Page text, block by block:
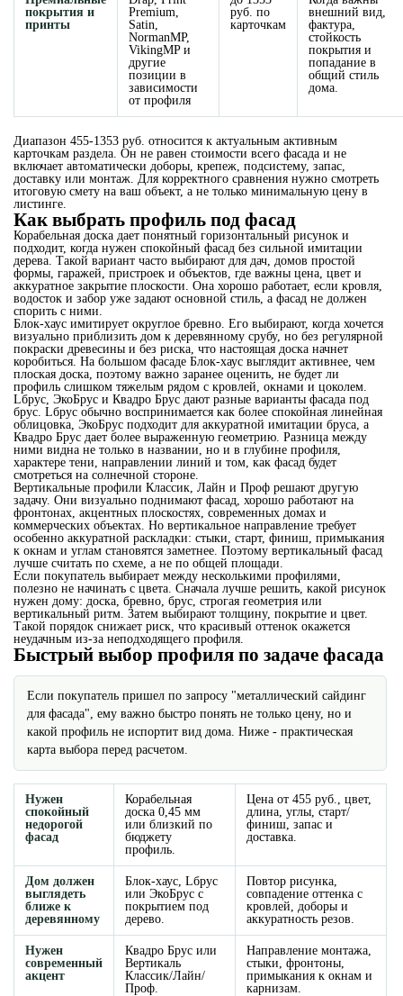
покрытия и
принты
Premium,
Satin,
NormanMP,
VikingMP и
другие
позиции в
зависимости
от профиля
руб. по
карточкам
внешний вид,
фактура,
стойкость
покрытия и
попадание в
общий стиль
дома.
Диапазон 455-1353 руб. относится к актуальным активным
карточкам раздела. Он не равен стоимости всего фасада и не
включает автоматически доборы, крепеж, подсистему, запас,
доставку или монтаж. Для корректного сравнения нужно смотреть
итоговую смету на ваш объект, а не только минимальную цену в
листинге.
Как выбрать профиль под фасад
Корабельная доска дает понятный горизонтальный рисунок и
подходит, когда нужен спокойный фасад без сильной имитации
дерева. Такой вариант часто выбирают для дач, домов простой
формы, гаражей, пристроек и объектов, где важны цена, цвет и
аккуратное закрытие плоскости. Она хорошо работает, если кровля,
водосток и забор уже задают основной стиль, а фасад не должен
спорить с ними.
Блок-хаус имитирует округлое бревно. Его выбирают, когда хочется
визуально приблизить дом к деревянному срубу, но без регулярной
покраски древесины и без риска, что настоящая доска начнет
коробиться. На большом фасаде Блок-хаус выглядит активнее, чем
плоская доска, поэтому важно заранее оценить, не будет ли
профиль слишком тяжелым рядом с кровлей, окнами и цоколем.
Lбрус, ЭкоБрус и Квадро Брус дают разные варианты фасада под
брус. Lбрус обычно воспринимается как более спокойная линейная
облицовка, ЭкоБрус подходит для аккуратной имитации бруса, а
Квадро Брус дает более выраженную геометрию. Разница между
ними видна не только в названии, но и в глубине профиля,
характере тени, направлении линий и том, как фасад будет
смотреться на солнечной стороне.
Вертикальные профили Классик, Лайн и Проф решают другую
задачу. Они визуально поднимают фасад, хорошо работают на
фронтонах, акцентных плоскостях, современных домах и
коммерческих объектах. Но вертикальное направление требует
особенно аккуратной раскладки: стыки, старт, финиш, примыкания
к окнам и углам становятся заметнее. Поэтому вертикальный фасад
лучше считать по схеме, а не по общей площади.
Если покупатель выбирает между несколькими профилями,
полезно не начинать с цвета. Сначала лучше решить, какой рисунок
нужен дому: доска, бревно, брус, строгая геометрия или
вертикальный ритм. Затем выбирают толщину, покрытие и цвет.
Такой порядок снижает риск, что красивый оттенок окажется
неудачным из-за неподходящего профиля.
Быстрый выбор профиля по задаче фасада
Если покупатель пришел по запросу "металлический сайдинг
для фасада", ему важно быстро понять не только цену, но и
какой профиль не испортит вид дома. Ниже - практическая
карта выбора перед расчетом.
Нужен
спокойный
недорогой
фасад
Корабельная
доска 0,45 мм
или близкий по
бюджету
профиль.
Цена от 455 руб., цвет,
длина, углы, старт/
финиш, запас и
доставка.
Дом должен
выглядеть
ближе к
деревянному
Блок-хаус, Lбрус
или ЭкоБрус с
покрытием под
дерево.
Повтор рисунка,
совпадение оттенка с
кровлей, доборы и
аккуратность резов.
Нужен
современный
акцент
Квадро Брус или
Вертикаль
Классик/Лайн/
Проф.
Направление монтажа,
стыки, фронтоны,
примыкания к окнам и
карнизам.